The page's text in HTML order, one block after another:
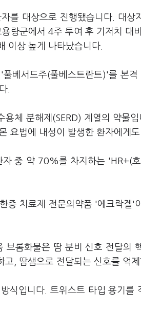
를 대상으로 진행됐습니다. 대
량군에서 4주 투여 후 기저치
상 높게 나타났습니다.
베서드주(풀베스트란트)'를 본
.
체 분해제(SERD) 계열의 약물
요법에 내성이 발생한 환자에게
자 중 약 70%를 차지하는 'HR+(
증 치료제 전문의약품 '에크락겔
브롬화물은 땀 분비 신호 전달의
, 땀샘으로 전달되는 신호를 억제
식입니다. 트위스트 타입 용기를